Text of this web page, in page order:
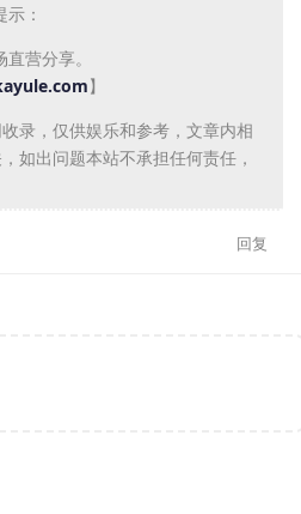
：
营分享。
】
录，仅供娱乐和参考，文章内相
如出问题本站不承担任何责任，
回复